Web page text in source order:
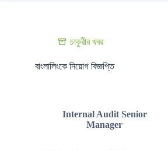
চাকুরীর খবর
বাংলালিংকে নিয়োগ বিজ্ঞপ্তি
Internal Audit Senior
Manager